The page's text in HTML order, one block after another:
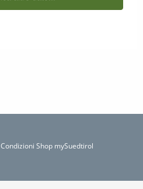
Condizioni Shop mySuedtirol